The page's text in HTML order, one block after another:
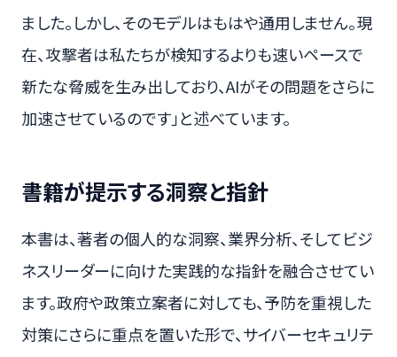
ました。しかし、そのモデルはもはや通用しません。現
在、攻撃者は私たちが検知するよりも速いペースで
新たな脅威を生み出しており、AIがその問題をさらに
加速させているのです」と述べています。
書籍が提示する洞察と指針
本書は、著者の個人的な洞察、業界分析、そしてビジ
ネスリーダーに向けた実践的な指針を融合させてい
ます。政府や政策立案者に対しても、予防を重視した
対策にさらに重点を置いた形で、サイバーセキュリテ